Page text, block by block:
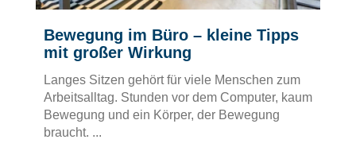
Bewegung im Büro – kleine Tipps
mit großer Wirkung
Langes Sitzen gehört für viele Menschen zum
Arbeitsalltag. Stunden vor dem Computer, kaum
Bewegung und ein Körper, der Bewegung
braucht. ...